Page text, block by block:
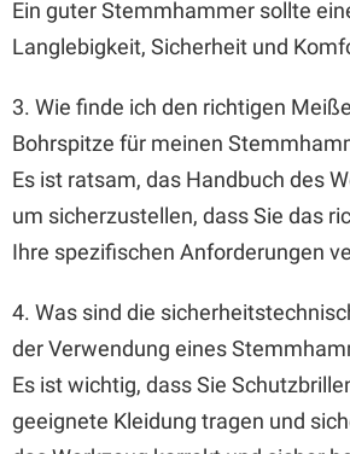
Ein guter Stemmhammer sollte
Langlebigkeit, Sicherheit und
3. Wie finde ich den richtigen
Bohrspitze für meinen
Es ist ratsam, das Handbuch des
um sicherzustellen, dass Sie das
Ihre spezifischen Anforderungen
4. Was sind die
der Verwendung eines
Es ist wichtig, dass Sie
geeignete Kleidung tragen und